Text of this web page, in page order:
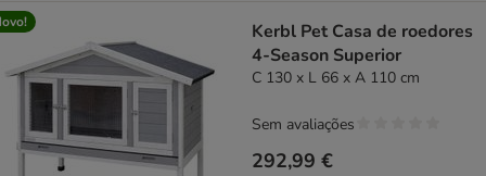
Kerbl Pet Casa de roedores
4-Season Superior
C 130 x L 66 x A 110 cm
292,99 €
Sem avaliações